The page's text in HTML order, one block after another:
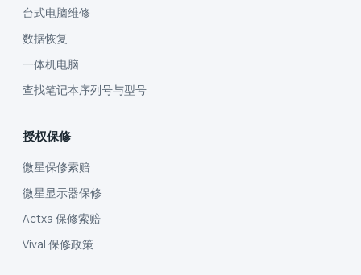
台式电脑维修
数据恢复
一体机电脑
查找笔记本序列号与型号
授权保修
微星保修索赔
微星显示器保修
Actxa 保修索赔
Vival 保修政策